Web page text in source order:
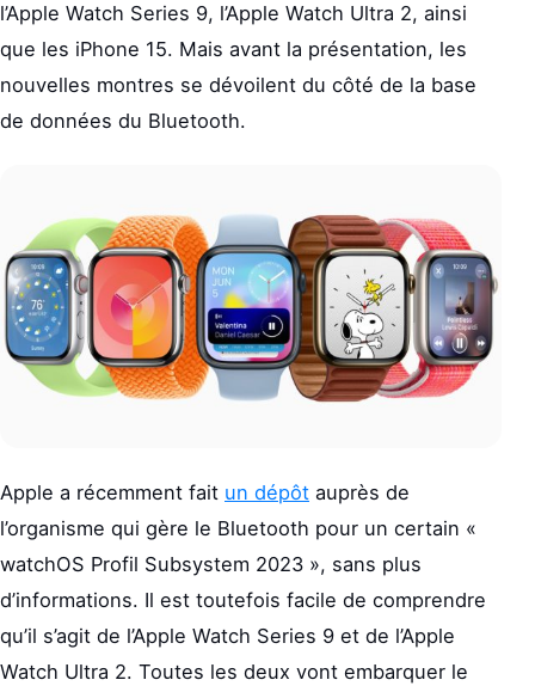
l’Apple Watch Series 9, l’Apple Watch Ultra 2, ainsi
que les iPhone 15. Mais avant la présentation, les
nouvelles montres se dévoilent du côté de la base
de données du Bluetooth.
Apple a récemment fait un dépôt auprès de
l’organisme qui gère le Bluetooth pour un certain «
watchOS Profil Subsystem 2023 », sans plus
d’informations. Il est toutefois facile de comprendre
qu’il s’agit de l’Apple Watch Series 9 et de l’Apple
Watch Ultra 2. Toutes les deux vont embarquer le